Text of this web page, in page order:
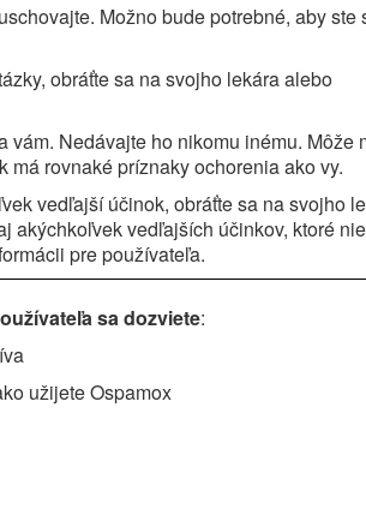
Možno bude potrebné, aby ste
obráťte sa na svojho lekára alebo
vám. Nedávajte ho nikomu inému. Môže
má rovnaké príznaky ochorenia ako vy.
vedľajší účinok, obráťte sa na svojho
akýchkoľvek vedľajších účinkov, ktoré
pre používateľa.
sa dozviete:
užijete Ospamox